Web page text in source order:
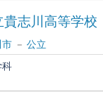
貴志川高等学校
市
公立
科